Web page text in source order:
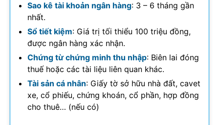
Sao kê tài khoản ngân hàng: 3 – 6 tháng gần
nhất.
Sổ tiết kiệm: Giá trị tối thiểu 100 triệu đồng,
được ngân hàng xác nhận.
Chứng từ chứng minh thu nhập: Biên lai đóng
thuế hoặc các tài liệu liên quan khác.
Tài sản cá nhân: Giấy tờ sở hữu nhà đất, cavet
xe, cổ phiếu, chứng khoán, cổ phần, hợp đồng
cho thuê… (nếu có)